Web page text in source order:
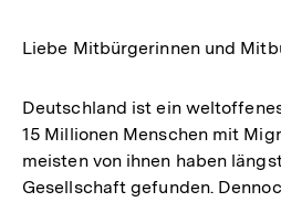
Liebe Mitbürgerinnen und
Deutschland ist ein
15 Millionen Menschen mit
meisten von ihnen haben
Gesellschaft gefunden.